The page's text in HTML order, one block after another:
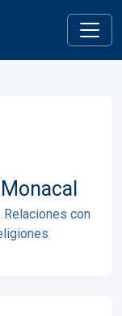
con